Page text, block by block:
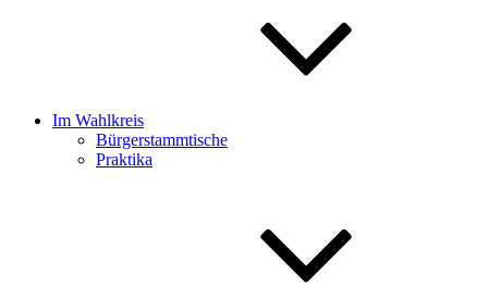
Im Wahlkreis
Bürgerstammtische
Praktika